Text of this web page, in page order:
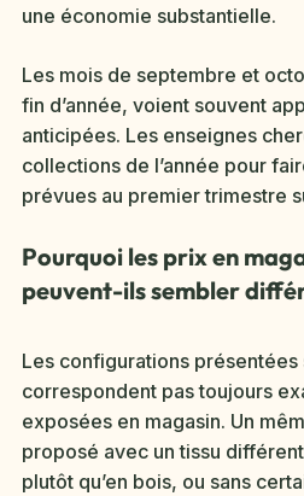
une économie substantielle.
Les mois de septembre et
fin d’année, voient souvent
anticipées. Les enseignes
collections de l’année pour
prévues au premier trimestre
Pourquoi les prix en
peuvent-ils sembler
Les configurations
correspondent pas toujours
exposées en magasin. Un
proposé avec un tissu
plutôt qu’en bois, ou sans